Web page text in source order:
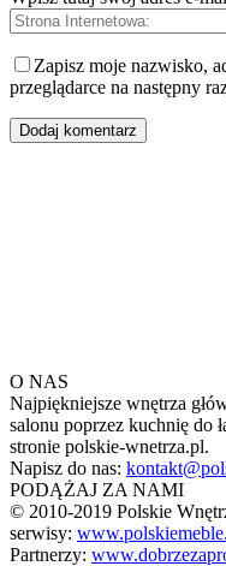
Zapisz moje nazwisko,
przeglądarce na następny
O NAS
Najpiękniejsze wnętrza
salonu poprzez kuchnię do
stronie polskie-wnetrza.pl.
Napisz do nas:
PODĄŻAJ ZA NAMI
© 2010-2019 Polskie
serwisy:
Partnerzy: